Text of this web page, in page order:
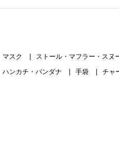
マスク ストール・マフラー・スヌ
ハンカチ・バンダナ
手袋 チャ